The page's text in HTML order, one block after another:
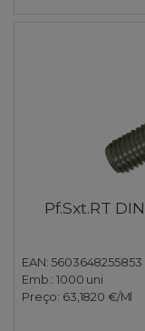
Pf.Sxt.RT
EAN: 5603648255853
Emb.:1000 uni
Preço: 63,1820 €/Ml